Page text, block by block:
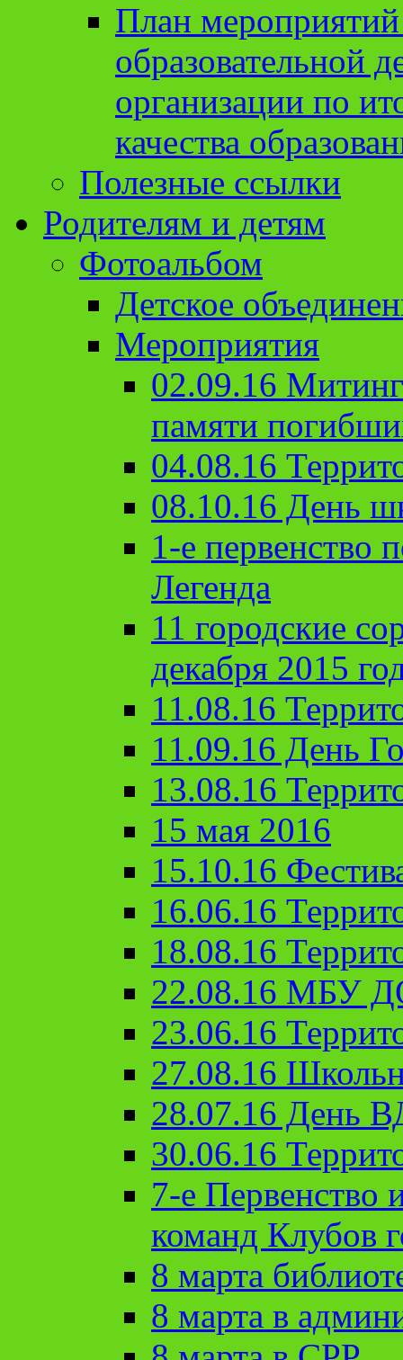
План
образовательной
организации по
качества
Полезные ссылки
Родителям и детям
Фотоальбом
Детское
Мероприятия
02.09.16
памяти
04.08.16
08.10.16 День
1-е первенство
Легенда
11 городские
декабря 2015
11.08.16
11.09.16 День
13.08.16
15 мая 2016
15.10.16
16.06.16
18.08.16
22.08.16 МБУ
23.06.16
27.08.16
28.07.16 День
30.06.16
7-е Первенство
команд Клубов
8 марта
8 марта в